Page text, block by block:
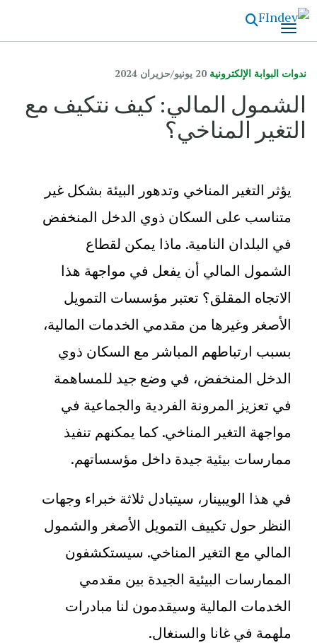
الرئيسي
ندوات البوابة الإلكترونية 20 يونيو/حزيران 2024
الشمول المالي: كيف نتكيف مع
التغير المناخي؟
يؤثر التغير المناخي وتدهور البيئة بشكل غير
متناسب على السكان ذوي الدخل المنخفض
في البلدان النامية. ماذا يمكن لقطاع
الشمول المالي أن يفعل في مواجهة هذا
الاتجاه المقلق؟ تعتبر مؤسسات التمويل
الأصغر وغيرها من مقدمي الخدمات المالية،
بسبب ارتباطهم المباشر مع السكان ذوي
الدخل المنخفض، في وضع جيد للمساهمة
في تعزيز المرونة الفردية والجماعية في
مواجهة التغير المناخي. كما يمكنهم تنفيذ
ممارسات بيئية جيدة داخل مؤسساتهم.
في هذا الويبينار، سيتبادل ثلاثة خبراء وجهات
النظر حول تكييف التمويل الأصغر والشمول
المالي مع التغير المناخي. سيستكشفون
الممارسات البيئية الجيدة بين مقدمي
الخدمات المالية وسيقدمون لنا مبادرات
ملهمة في غانا والسنغال.